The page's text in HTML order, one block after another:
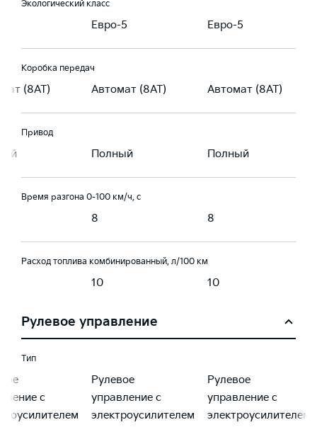
Экологический класс
Евро-5 Евро-5
Коробка передач
(8AT) Автомат (8AT) Автомат (8AT)
Привод
Полный Полный
Время разгона 0-100 км/ч, с
8 8
Расход топлива комбинированный, л/100 км
10 10
Рулевое управление
Тип
с
Рулевое
управление с
электроусилителем
Рулевое
управление с
электроусилителем